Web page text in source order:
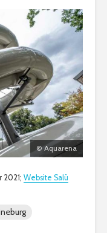
© Aquarena
2021; Website Salü